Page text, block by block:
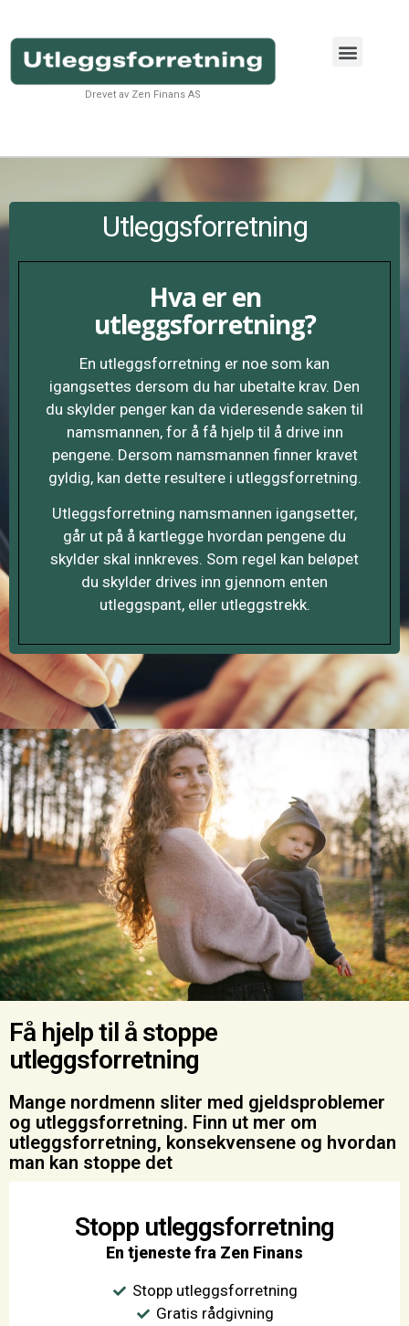
Drevet av Zen Finans AS
Utleggsforretning
Hva er en
utleggsforretning?
En utleggsforretning er noe som kan
igangsettes dersom du har ubetalte krav. Den
du skylder penger kan da videresende saken til
namsmannen, for å få hjelp til å drive inn
pengene. Dersom namsmannen finner kravet
gyldig, kan dette resultere i utleggsforretning.
Utleggsforretning namsmannen igangsetter,
går ut på å kartlegge hvordan pengene du
skylder skal innkreves. Som regel kan beløpet
du skylder drives inn gjennom enten
utleggspant, eller utleggstrekk.
Få hjelp til å stoppe
utleggsforretning
Mange nordmenn sliter med gjeldsproblemer
og utleggsforretning. Finn ut mer om
utleggsforretning, konsekvensene og hvordan
man kan stoppe det
Stopp utleggsforretning
En tjeneste fra Zen Finans
Stopp utleggsforretning
Gratis rådgivning